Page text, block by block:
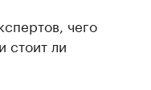
чего
стоит ли